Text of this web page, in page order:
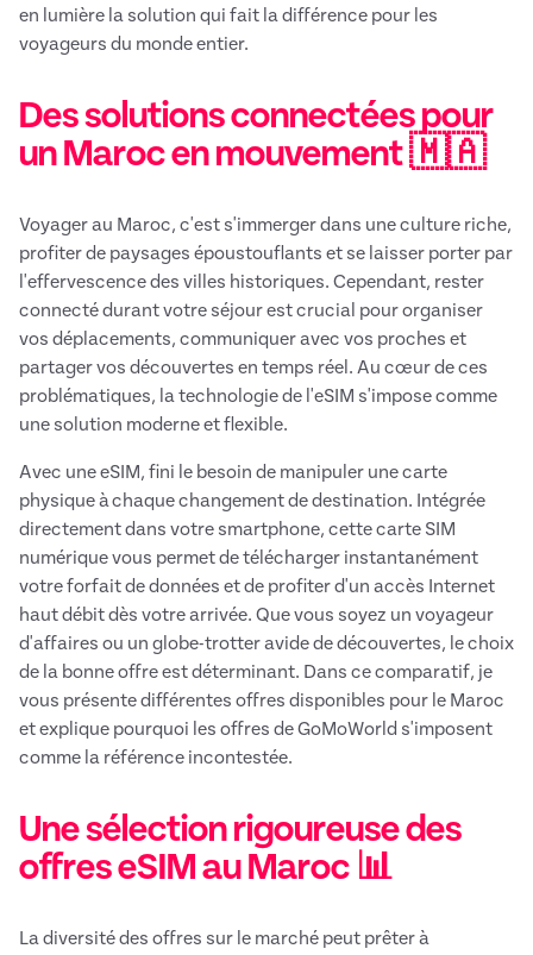
en lumière la solution qui fait la différence pour les
voyageurs du monde entier.
Des solutions connectées pour
un Maroc en mouvement 🇲🇦
Voyager au Maroc, c'est s'immerger dans une culture riche,
profiter de paysages époustouflants et se laisser porter par
l'effervescence des villes historiques. Cependant, rester
connecté durant votre séjour est crucial pour organiser
vos déplacements, communiquer avec vos proches et
partager vos découvertes en temps réel. Au cœur de ces
problématiques, la technologie de l'eSIM s'impose comme
une solution moderne et flexible.
Avec une eSIM, fini le besoin de manipuler une carte
physique à chaque changement de destination. Intégrée
directement dans votre smartphone, cette carte SIM
numérique vous permet de télécharger instantanément
votre forfait de données et de profiter d'un accès Internet
haut débit dès votre arrivée. Que vous soyez un voyageur
d'affaires ou un globe-trotter avide de découvertes, le choix
de la bonne offre est déterminant. Dans ce comparatif, je
vous présente différentes offres disponibles pour le Maroc
et explique pourquoi les offres de GoMoWorld s'imposent
comme la référence incontestée.
Une sélection rigoureuse des
offres eSIM au Maroc 📊
La diversité des offres sur le marché peut prêter à